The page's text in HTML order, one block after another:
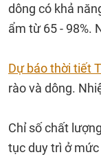
dông có khả
ẩm từ 65 - 98%.
Dự báo thời tiết
rào và dông.
Chỉ số chất
tục duy trì ở